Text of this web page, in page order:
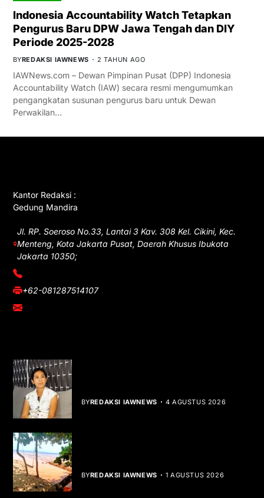
Indonesia Accountability Watch Tetapkan
Pengurus Baru DPW Jawa Tengah dan DIY
Periode 2025-2028
BYREDAKSI IAWNEWS 2 TAHUN AGO
IAWNews.com – Dewan Pimpinan Pusat (DPP) Indonesia
Accountability Watch (IAW) secara resmi mengumumkan
pengangkatan susunan pengurus baru untuk Dewan
Perwakilan…
Kantor Redaksi :
Gedung Mandira
Jl. RP. Soeroso No.33, Lantai 3 Kav. 308 Kel. Cikini, Kec.
Menteng, Kota Jakarta Pusat, Daerah Khusus Ibukota
Jakarta 10350;
(021) 3908026
+62-081287514107
adm@iawnews.com
BYREDAKSI IAWNEWS 4 AGUSTUS 2026
BYREDAKSI IAWNEWS 1 AGUSTUS 2026